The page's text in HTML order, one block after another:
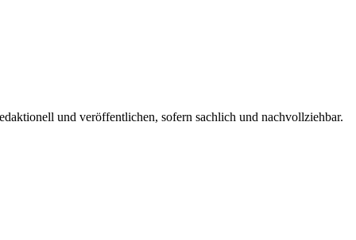
und veröffentlichen, sofern sachlich und nachvollziehbar.